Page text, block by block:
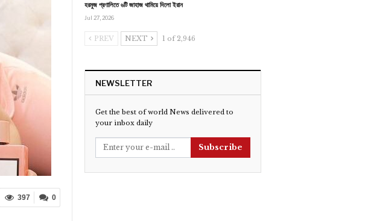
0
397
হরমুজ প্রণালিতে ৬টি জাহাজ থামিয়ে দিলো ইরান
Jul 27, 2026
PREV NEXT 1 of 2,946
NEWSLETTER
Get the best of world News delivered to
your inbox daily
Subscribe